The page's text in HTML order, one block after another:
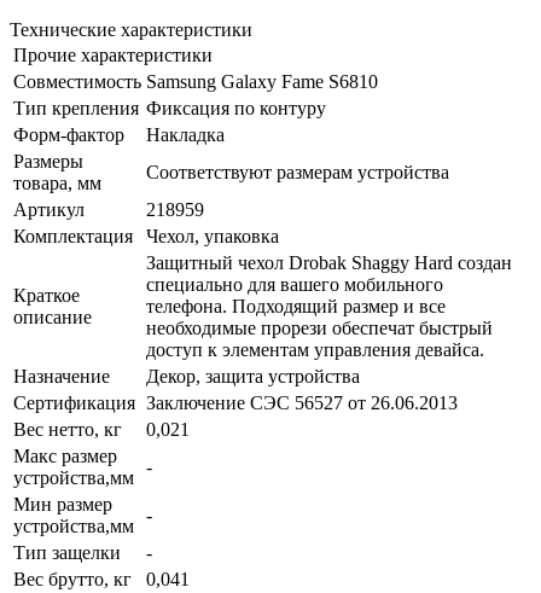
Технические характеристики
Прочие характеристики
Совместимость Samsung Galaxy Fame S6810
Тип крепления Фиксация по контуру
Форм-фактор
Накладка
Размеры
товара, мм
Соответствуют размерам устройства
Артикул
218959
Комплектация
Чехол, упаковка
Краткое
описание
Защитный чехол Drobak Shaggy Hard создан
специально для вашего мобильного
телефона. Подходящий размер и все
необходимые прорези обеспечат быстрый
доступ к элементам управления девайса.
Назначение
Декор, защита устройства
Сертификация Заключение СЭС 56527 от 26.06.2013
Вес нетто, кг
0,021
Макс размер
устройства,мм
-
Мин размер
устройства,мм
-
Тип защелки
-
Вес брутто, кг
0,041